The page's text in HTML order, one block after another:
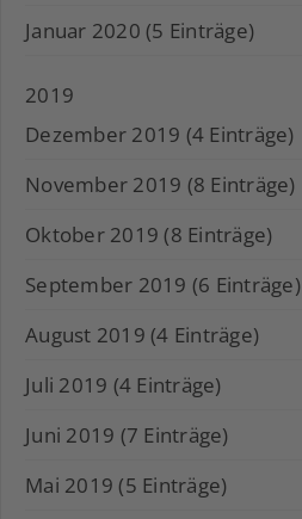
Januar 2020 (5 Einträge)
2019
Dezember 2019 (4 Einträge)
November 2019 (8 Einträge)
Oktober 2019 (8 Einträge)
September 2019 (6 Einträge)
August 2019 (4 Einträge)
Juli 2019 (4 Einträge)
Juni 2019 (7 Einträge)
Mai 2019 (5 Einträge)